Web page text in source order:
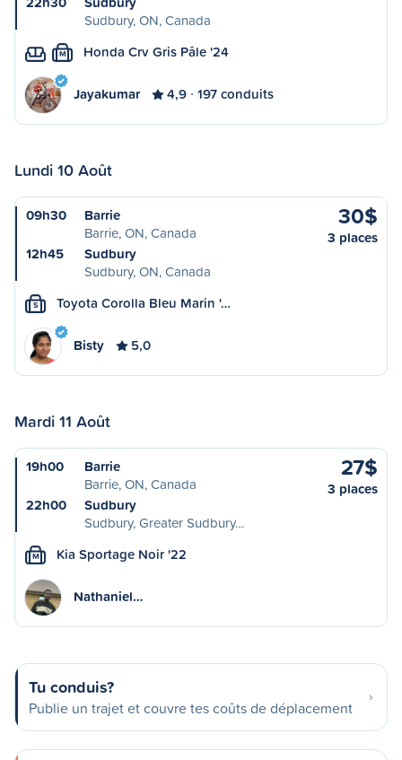
Sudbury, ON, Canada
M Honda Crv Gris Pâle '24
Jayakumar 4,9 197 conduits
Lundi 10 Août
09h30
Barrie
Barrie, ON, Canada
12h45
Sudbury
Sudbury, ON, Canada
30$
3 places
S Toyota Corolla Bleu Marin '…
Bisty 5,0
Mardi 11 Août
19h00
Barrie
Barrie, ON, Canada
22h00
Sudbury
Sudbury, Greater Sudbury…
27$
3 places
M Kia Sportage Noir '22
Nathaniel…
Tu conduis?
Publie un trajet et couvre tes coûts de déplacement